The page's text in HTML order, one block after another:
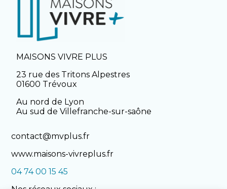
MAISONS VIVRE PLUS
23 rue des Tritons Alpestres
01600 Trévoux
Au nord de Lyon
Au sud de Villefranche-sur-saône
contact@mvplus.fr
www.maisons-vivreplus.fr
04 74 00 15 45